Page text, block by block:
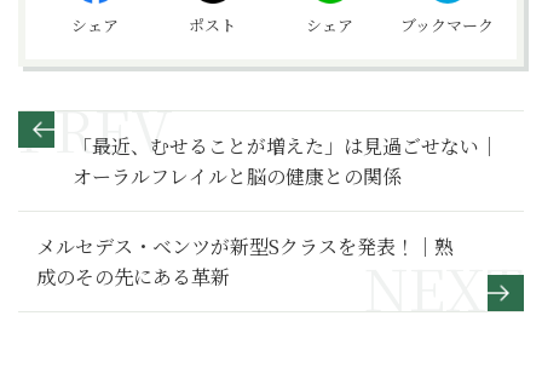
シェア ポスト シェア ブックマーク
「最近、むせることが増えた」は見過ごせない｜
オーラルフレイルと脳の健康との関係
メルセデス・ベンツが新型Sクラスを発表！｜熟
成のその先にある革新